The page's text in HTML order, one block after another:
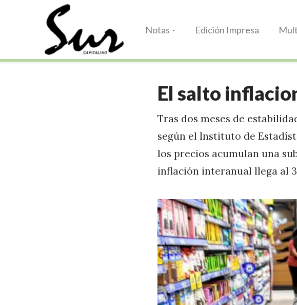
Notas Edición Impresa
El salto
Tras dos meses de
según el Instituto de
los precios acumulan una
inflación interanual llega al